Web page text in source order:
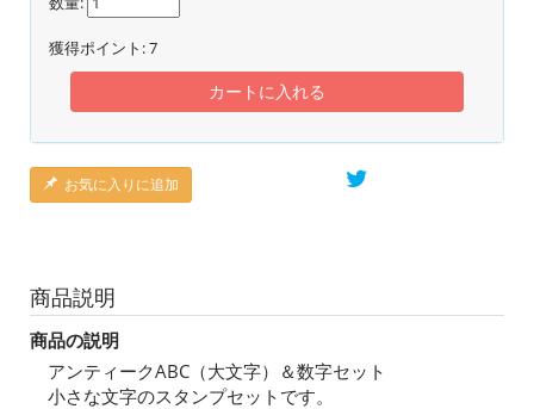
獲得ポイント:7
カートに入れる
お気に入りに追加
商品説明
商品の説明
アンティークABC（大文字）＆数字セット
小さな文字のスタンプセットです。